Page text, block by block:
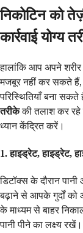
निकोटिन को
कार्रवाई योग्य
हालांकि आप अपने
मजबूर नहीं कर सकते
परिस्थितियाँ बना
तरीकेकी तलाश कर रहे
ध्यान केंद्रित करें।
1. हाइड्रेट, हाइड्रेट,
डिटॉक्स के दौरान
बढ़ाने से आपके गुर्दों
के माध्यम से बाहर
पानी पीने का लक्ष्य